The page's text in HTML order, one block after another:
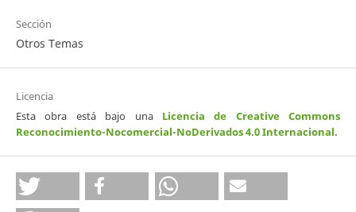
Sección
Otros Temas
Licencia
Esta obra está bajo una Licencia de Creative Commons
Reconocimiento-Nocomercial-NoDerivados 4.0 Internacional.